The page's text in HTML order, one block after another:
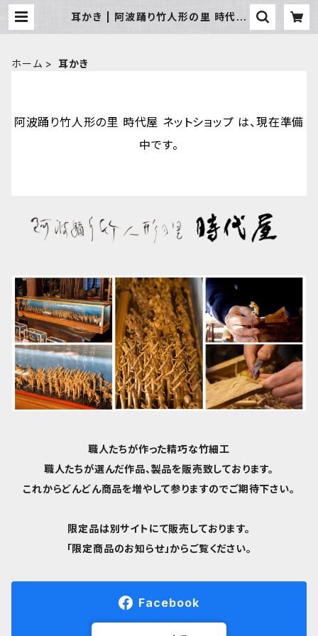
耳かき | 阿波踊り竹人形の里 時代屋
ホーム 耳かき
阿波踊り竹人形の里 時代屋 ネットショップ は、現在準備
中です。
職人たちが作った精巧な竹細工
職人たちが選んだ作品、製品を販売致しております。
これからどんどん商品を増やして参りますのでご期待下さい。
限定品は別サイトにて販売しております。
「限定商品のお知らせ」からご覧ください。
Facebook